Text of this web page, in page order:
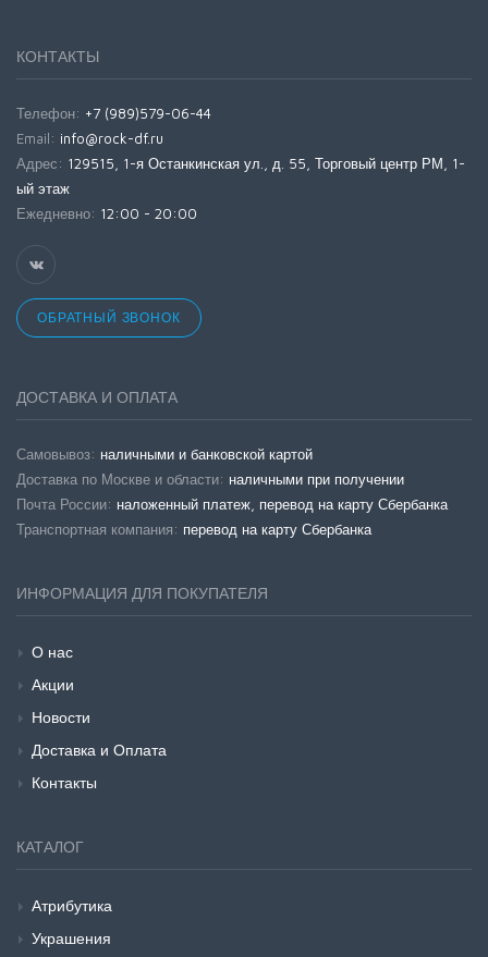
КОНТАКТЫ
Телефон: +7 (989)579-06-44
Email: info@rock-df.ru
Адрес: 129515, 1-я Останкинская ул., д. 55, Торговый центр РМ, 1-
ый этаж
Ежедневно: 12:00 - 20:00
ОБРАТНЫЙ ЗВОНОК
ДОСТАВКА И ОПЛАТА
Самовывоз: наличными и банковской картой
Доставка по Москве и области: наличными при получении
Почта России: наложенный платеж, перевод на карту Сбербанка
Транспортная компания: перевод на карту Сбербанка
ИНФОРМАЦИЯ ДЛЯ ПОКУПАТЕЛЯ
О нас
Акции
Новости
Доставка и Оплата
Контакты
КАТАЛОГ
Атрибутика
Украшения